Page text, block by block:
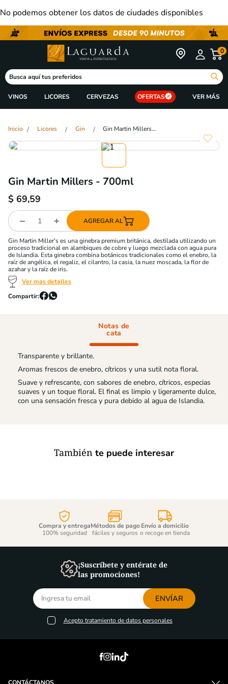
No podemos obtener los datos de ciudades disponibles
0
Busca aquí tus preferidos
VINOS LICORES CERVEZAS OFERTAS
Licores Gin Gin Martin Millers - 700ml
Gin Martin Millers - 700ml
$ 69,59
AGREGAR AL
Gin Martin Miller's es una ginebra premium británica, destilada utilizando un
proceso tradicional en alambiques de cobre y luego mezclada con agua pura
de Islandia. Esta ginebra combina botánicos tradicionales como el enebro, la
raíz de angélica, el regaliz, el cilantro, la casia, la nuez moscada, la flor de
azahar y la raíz de iris.
Ver mas detalles
Notas de
cata
Transparente y brillante.
Aromas frescos de enebro, cítricos y una sutil nota floral.
Suave y refrescante, con sabores de enebro, cítricos, especias
suaves y un toque floral. El final es limpio y ligeramente dulce,
con una sensación fresca y pura debido al agua de Islandia.
También te puede interesar
Gin Bombay - 700ml
Gin Half Crown -700ml